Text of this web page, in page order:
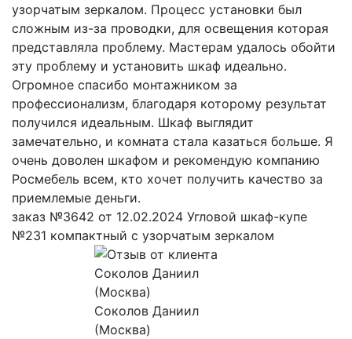
узорчатым зеркалом. Процесс установки был
сложным из-за проводки, для освещения которая
представляла проблему. Мастерам удалось обойти
эту проблему и установить шкаф идеально.
Огромное спасибо монтажником за
профессионализм, благодаря которому результат
получился идеальным. Шкаф выглядит
замечательно, и комната стала казаться больше. Я
очень доволен шкафом и рекомендую компанию
Росмебель всем, кто хочет получить качество за
приемлемые деньги.
заказ №3642 от 12.02.2024 Угловой шкаф-купе
№231 компактный с узорчатым зеркалом
Соколов Даниил
(Москва)